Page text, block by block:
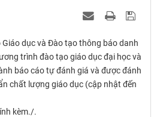
dục và Đào tạo thông báo danh
trình đào tạo giáo dục đại học và
báo cáo tự đánh giá và được đánh
chất lượng giáo dục (cập nhật đến
kèm./.